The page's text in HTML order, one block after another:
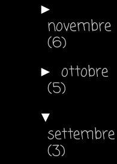
►
novembre
(6)
► ottobre
(5)
▼
settembre
(3)